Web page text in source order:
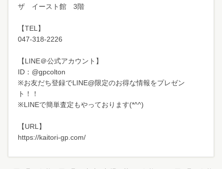
ザ イースト館 3階
【TEL】
047-318-2226
【LINE＠公式アカウント】
ID：@gpcolton
※お友だち登録でLINE@限定のお得な情報をプレゼン
ト！！
※LINEで簡単査定もやっております(*^^)
【URL】
https://kaitori-gp.com/